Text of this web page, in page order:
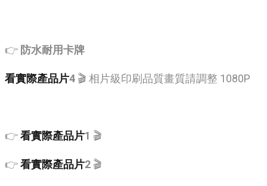
👉 防水耐用卡牌
看實際產品片4 🎬 相片級印刷品質畫質請調整 1080P
👉看實際產品片1 🎬
👉看實際產品片2 🎬